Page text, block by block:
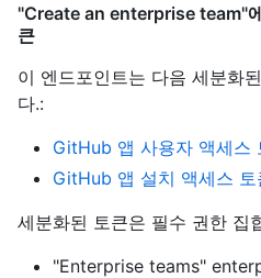
"Create an enterprise team"
큰
이 엔드포인트는 다음 세분화
다.:
GitHub 앱 사용자 액세스
GitHub 앱 설치 액세스 토
세분화된 토큰은 필수 권한 집
"Enterprise teams"